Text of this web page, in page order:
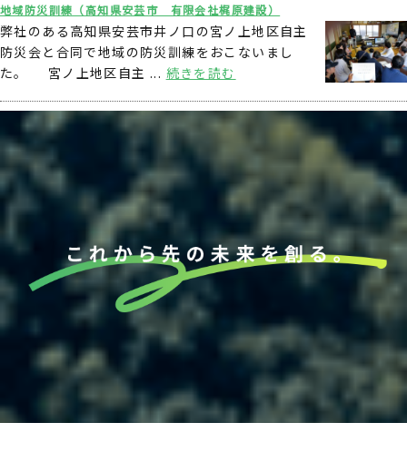
地域防災訓練（高知県安芸市 有限会社梶原建設）
弊社のある高知県安芸市井ノ口の宮ノ上地区自主
防災会と合同で地域の防災訓練をおこないまし
た。 宮ノ上地区自主 ... 続きを読む